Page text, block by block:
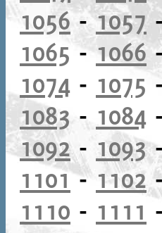
1056-1057
1065 -1066
1074 - 1075
1083- 1084 -
1092- 1093
1101- 1102
1110 - 1111 -